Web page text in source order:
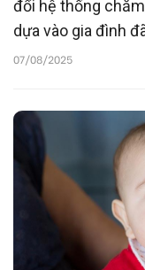
đổi hệ thống
dựa vào gia đình
chiến lược phi tập
07/08/2025